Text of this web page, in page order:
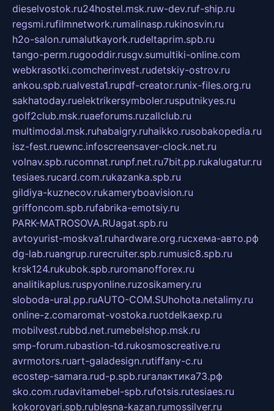
dieselvostok.ru24hostel.msk.ruw-dev.ruf-ship.ru
regsmi.rufilmnetwork.rumalinasp.rukinosvin.ru
h2o-salon.rumalutkayork.rudeltaprim.spb.ru
tango-perm.rugooddir.rusgv.sumultiki-online.com
webkrasotki.comcherinvest.rudetskiy-ostrov.ru
ankou.spb.rualvesta1.rupdf-creator.runix-files.org.ru
sakhatoday.ruelektrikersymboler.rusputnikyes.ru
golf2club.msk.ruaeforums.ruzallclub.ru
multimodal.msk.ruhabaigry.ruhaikko.rusobakopedia.ru
isz-fest.ruewnc.infoscreensaver-clock.net.ru
volnav.spb.rucomnat.runpf.net.ru7bit.pp.rukalugatur.ru
tesiaes.rucard.com.rukazanka.spb.ru
gildiya-kuznecov.rukameryboavision.ru
griffoncom.spb.rufabrika-emotsiy.ru
PARK-MATROSOVA.RUagat.spb.ru
avtoyurist-moskva1.ruhardware.org.ruсхема-авто.рф
dg-lab.ruangrup.rurecruiter.spb.rumusic8.spb.ru
krsk124.rukubok.spb.ruromanofforex.ru
analitikaplus.ruspyonline.ruzosikamery.ru
sloboda-ural.pp.ruAUTO-COM.SUhohota.netalimy.ru
online-z.comaromat-vostoka.ruotdelkaexp.ru
mobilvest.rubbd.net.rumebelshop.msk.ru
smp-forum.rubastion-td.rukosmoscreative.ru
avrmotors.ruart-galadesign.rutiffany-c.ru
ecostep-samara.rud-p.spb.ruгалактика73.рф
sko.com.rudavitamebel-spb.rufotsis.rutesiaes.ru
kokoroyari.spb.rublesna-kazan.rumossilver.ru